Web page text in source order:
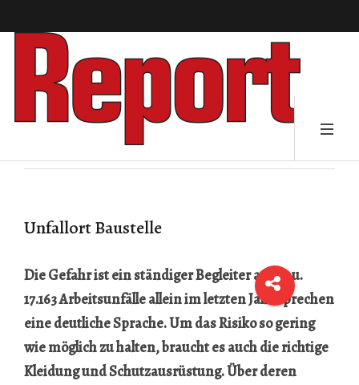
Unfallort Baustelle
Die Gefahr ist ein ständiger Begleiter am Bau.
17.163 Arbeitsunfälle allein im letzten Jahr sprechen
eine deutliche Sprache. Um das Risiko so gering
wie möglich zu halten, braucht es auch die richtige
Kleidung und Schutzausrüstung. Über deren